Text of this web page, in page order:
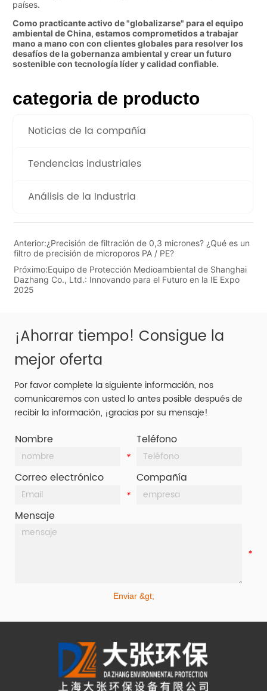
categoria de producto
Noticias de la compañía
Tendencias industriales
Análisis de la Industria
Anterior:¿Precisión de filtración de 0,3 micrones? ¿Qué es un
filtro de precisión de microporos PA / PE?
Próximo:Equipo de Protección Medioambiental de Shanghai
Dazhang Co., Ltd.: Innovando para el Futuro en la IE Expo
2025
¡Ahorrar tiempo! Consigue la
mejor oferta
Por favor complete la siguiente información, nos
comunicaremos con usted lo antes posible después de
recibir la información, ¡gracias por su mensaje!
Nombre
*
Teléfono
Correo electrónico
*
Compañía
Mensaje
*
Enviar &gt;